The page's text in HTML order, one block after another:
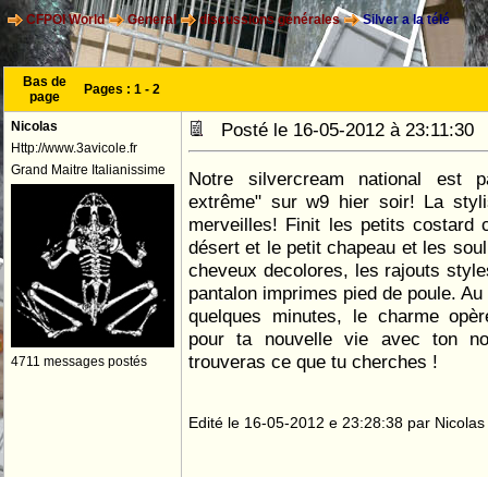
CFPOI World General discussions générales Silver a la télé
Bas de
page
Pages : 1 - 2
Nicolas
Http://www.3avicole.fr
Grand Maitre Italianissime
4711 messages postés
Posté le 16-05-2012 à
Notre silvercream national est
extrême" sur w9 hier soir! La
merveilles! Finit les petits costard
désert et le petit chapeau et les
cheveux decolores, les rajouts
pantalon imprimes pied de poule.
quelques minutes, le charme
pour ta nouvelle vie avec ton
trouveras ce que tu cherches !
Edité le 16-05-2012 e 23:28:38 par Nicolas